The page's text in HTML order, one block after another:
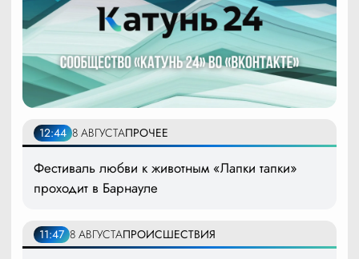
12:44 8 АВГУСТАПРОЧЕЕ
Фестиваль любви к животным «Лапки тапки»
проходит в Барнауле
11:47 8 АВГУСТАПРОИСШЕСТВИЯ